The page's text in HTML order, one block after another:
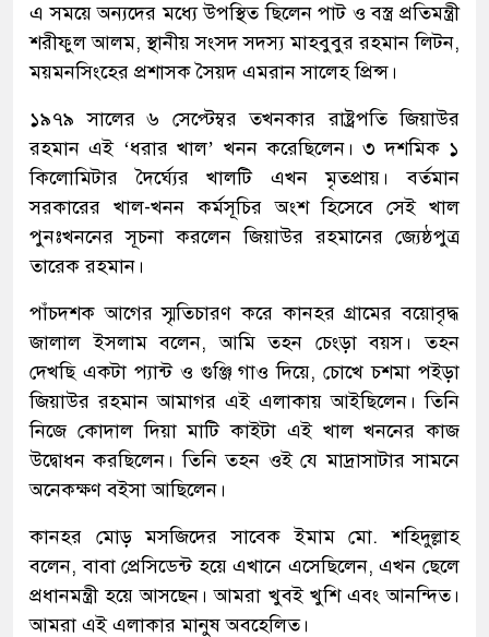
এ সময়ে অন্যদের মধ্যে উপস্থিত ছিলেন পাট ও বস্ত্র প্রতিমন্ত্রী
শরীফুল আলম, স্থানীয় সংসদ সদস্য মাহবুবুর রহমান লিটন,
ময়মনসিংহের প্রশাসক সৈয়দ এমরান সালেহ প্রিন্স।
১৯৭৯ সালের ৬ সেপ্টেম্বর তখনকার রাষ্ট্রপতি জিয়াউর
রহমান এই ‘ধরার খাল’ খনন করেছিলেন। ৩ দশমিক ১
কিলোমিটার দৈর্ঘ্যের খালটি এখন মৃতপ্রায়। বর্তমান
সরকারের খাল-খনন কর্মসূচির অংশ হিসেবে সেই খাল
পুনঃখননের সূচনা করলেন জিয়াউর রহমানের জ্যেষ্ঠপুত্র
তারেক রহমান।
পাঁচদশক আগের স্মৃতিচারণ করে কানহর গ্রামের বয়োবৃদ্ধ
জালাল ইসলাম বলেন, আমি তহন চেংড়া বয়স। তহন
দেখছি একটা প্যান্ট ও গুঞ্জি গাও দিয়ে, চোখে চশমা পইড়া
জিয়াউর রহমান আমাগর এই এলাকায় আইছিলেন। তিনি
নিজে কোদাল দিয়া মাটি কাইটা এই খাল খননের কাজ
উদ্বোধন করছিলেন। তিনি তহন ওই যে মাদ্রাসাটার সামনে
অনেকক্ষণ বইসা আছিলেন।
কানহর মোড় মসজিদের সাবেক ইমাম মো. শহিদুল্লাহ
বলেন, বাবা প্রেসিডেন্ট হয়ে এখানে এসেছিলেন, এখন ছেলে
প্রধানমন্ত্রী হয়ে আসছেন। আমরা খুবই খুশি এবং আনন্দিত।
আমরা এই এলাকার মানুষ অবহেলিত।